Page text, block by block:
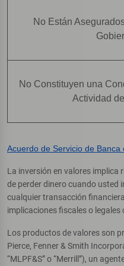
No Están
No Constituyen una
Actividad
Acuerdo de Servicio de Banca
La inversión en valores implica
de perder dinero cuando usted
cualquier transacción
implicaciones fiscales o
Los productos de valores son
Pierce, Fenner & Smith
“MLPF&S” o “Merrill”), un